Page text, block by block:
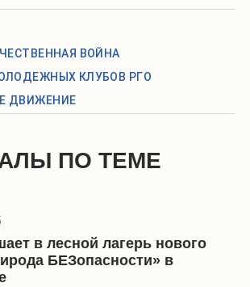
ВОЙНА
КЛУБОВ РГО
ДВИЖЕНИЕ
ПО ТЕМЕ
в лесной лагерь нового
БЕЗопасности» в